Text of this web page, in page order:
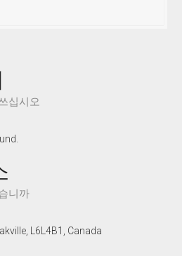
십시오
니까
L6L4B1, Canada